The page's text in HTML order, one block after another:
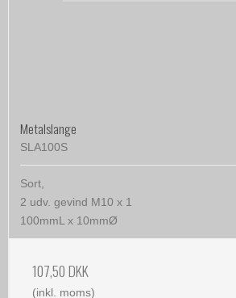
Metalslange
SLA100S
Sort,
2 udv. gevind M10 x 1
100mmL x 10mmØ
107,50 DKK
(inkl. moms)